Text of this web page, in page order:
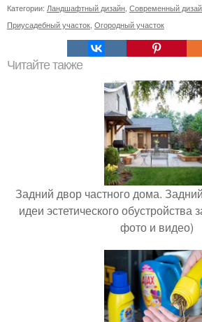
Категории: Ландшафтный дизайн, Современный
Приусадебный участок, Огородный участок
Читайте также
Задний двор частного дома.
идеи эстетического обустройства
фото и видео)